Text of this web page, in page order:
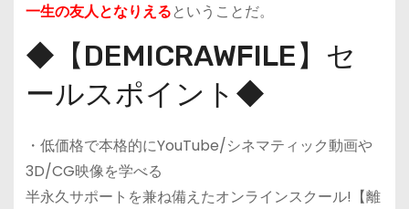
一生の友人となりえるということだ。
◆【DEMICRAWFILE】セ
ールスポイント◆
・低価格で本格的にYouTube/シネマティック動画や
3D/CG映像を学べる
半永久サポートを兼ね備えたオンラインスクール!【離